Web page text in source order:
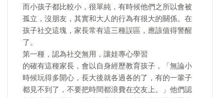
而小孩子都比較小，很單純，有時候他們之所以會被
孤立，沒朋友，其實和大人的行為有很大的關係。在
孩子社交這塊，家長常有這三種誤區，應該值得警醒
了。
第一種，認為社交無用，讓娃專心學習
的確有這種家長，會以自身經歷教育孩子，「無論小
時候玩得多開心，長大後就各過各的了，有的一輩子
都見不到了，不要把時間都浪費在交友上。」他們認